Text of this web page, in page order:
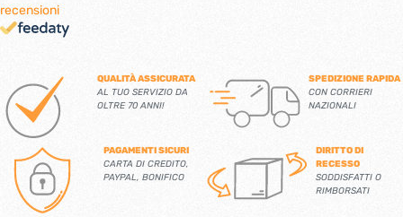
recensioni
QUALITÀ ASSICURATA
AL TUO SERVIZIO DA
OLTRE 70 ANNI!
SPEDIZIONE RAPIDA
CON CORRIERI
NAZIONALI
PAGAMENTI SICURI
CARTA DI CREDITO,
PAYPAL, BONIFICO
DIRITTO DI
RECESSO
SODDISFATTI O
RIMBORSATI